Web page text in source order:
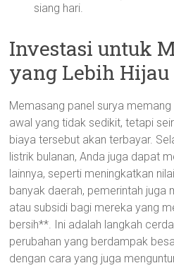
siang hari.
Investasi untuk
yang Lebih Hijau
Memasang panel surya
awal yang tidak sedikit, tetapi
biaya tersebut akan terbayar.
listrik bulanan, Anda juga dapat
lainnya, seperti meningkatkan
banyak daerah, pemerintah juga
atau subsidi bagi mereka yang
bersih**. Ini adalah langkah
perubahan yang berdampak
dengan cara yang juga